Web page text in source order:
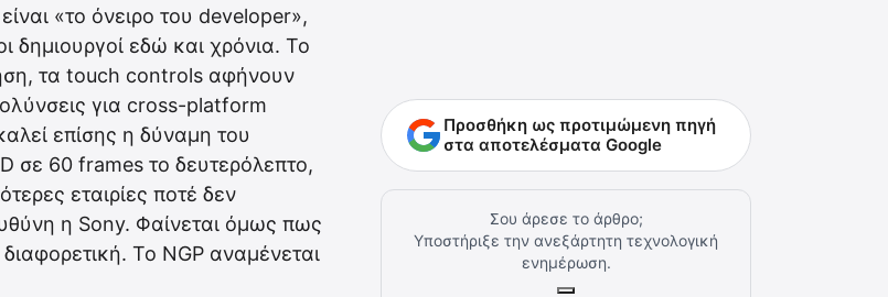
είναι «το όνειρο του developer»,
δημιουργοί εδώ και χρόνια. Το
τα touch controls αφήνουν
για cross-platform
επίσης η δύναμη του
σε 60 frames το δευτερόλεπτο,
εταιρίες ποτέ δεν
η Sony. Φαίνεται όμως πως
To NGP αναμένεται
Προσθήκη ως προτιμώμενη πηγή
στα αποτελέσματα Google
Σου άρεσε το άρθρο;
Υποστήριξε την ανεξάρτητη τεχνολογική
ενημέρωση.